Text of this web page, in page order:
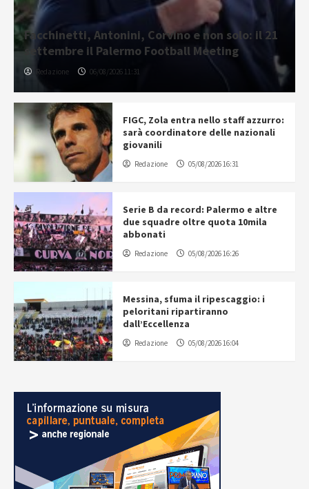
Facchinetti, Antonini, Corvino e non solo: il 21
settembre il Palermo Football Meeting
Redazione 06/08/2026 11:31
FIGC, Zola entra nello staff azzurro:
sarà coordinatore delle nazionali
giovanili
Redazione 05/08/2026 16:31
Serie B da record: Palermo e altre
due squadre oltre quota 10mila
abbonati
Redazione 05/08/2026 16:26
Messina, sfuma il ripescaggio: i
peloritani ripartiranno
dall’Eccellenza
Redazione 05/08/2026 16:04